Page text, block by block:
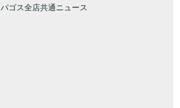
パゴス全店共通ニュース